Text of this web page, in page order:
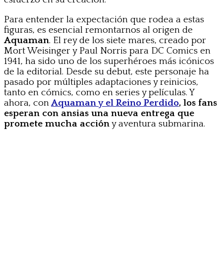
Para entender la expectación que rodea a estas
figuras, es esencial remontarnos al origen de
Aquaman. El rey de los siete mares, creado por
Mort Weisinger y Paul Norris para DC Comics en
1941, ha sido uno de los superhéroes más icónicos
de la editorial. Desde su debut, este personaje ha
pasado por múltiples adaptaciones y reinicios,
tanto en cómics, como en series y películas. Y
ahora, conAquaman y el Reino Perdido, los fans
esperan con ansias una nueva entrega que
promete mucha accióny aventura submarina.